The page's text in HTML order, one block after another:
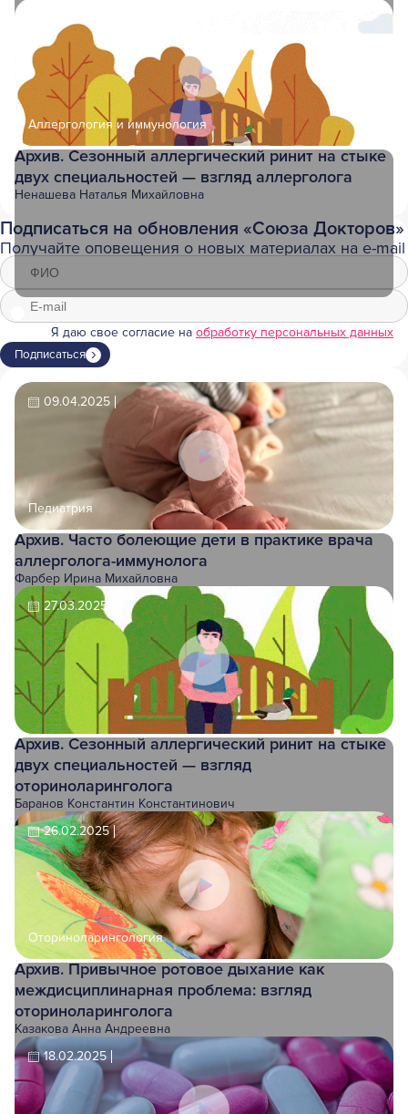
Аллергология и иммунология
Архив. Сезонный аллергический ринит на стыке
двух специальностей — взгляд аллерголога
Ненашева Наталья Михайловна
Подписаться на обновления «Союза Докторов»
Получайте оповещения о новых материалах на e-mail
Я даю свое согласие на обработку персональных данных
Подписаться
09.04.2025
Педиатрия
Архив. Часто болеющие дети в практике врача
аллерголога-иммунолога
Фарбер Ирина Михайловна
27.03.2025
Архив. Сезонный аллергический ринит на стыке
двух специальностей — взгляд
оториноларинголога
Баранов Константин Константинович
26.02.2025
Оториноларингология
Архив. Привычное ротовое дыхание как
междисциплинарная проблема: взгляд
оториноларинголога
Казакова Анна Андреевна
18.02.2025